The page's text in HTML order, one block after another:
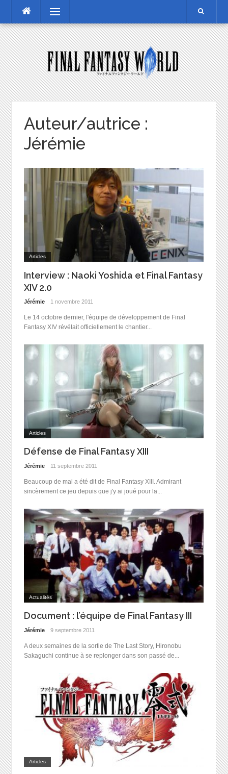
content
Menu
Auteur/autrice :
Jérémie
Articles
Interview : Naoki Yoshida et Final Fantasy
XIV 2.0
Jérémie 1 novembre 2011
Le 14 octobre dernier, l'équipe de développement de Final
Fantasy XIV révélait officiellement le chantier...
Articles
Défense de Final Fantasy XIII
Jérémie 11 septembre 2011
Beaucoup de mal a été dit de Final Fantasy XIII. Admirant
sincèrement ce jeu depuis que j'y ai joué pour la...
Actualités
Document : l’équipe de Final Fantasy III
Jérémie 9 septembre 2011
A deux semaines de la sortie de The Last Story, Hironobu
Sakaguchi continue à se replonger dans son passé de...
Articles